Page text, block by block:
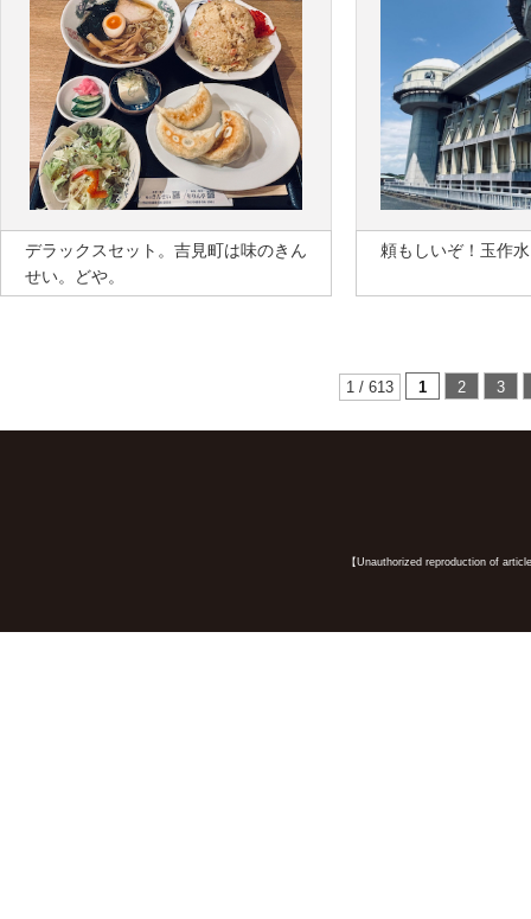
デラックスセット。吉見町は味のきん
せい。どや。
頼もしいぞ！玉作
1 / 613 1 2 3
【Unauthorized reproduction of